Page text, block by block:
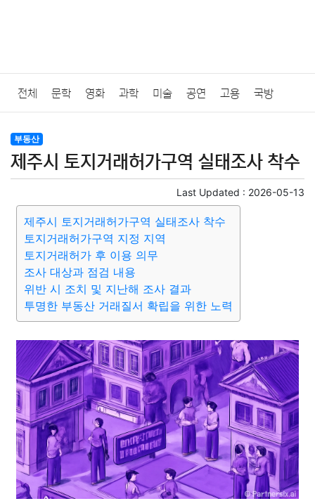
전체 문학 영화 과학 미술 공연 고용 국방
법률
질병 가요 방송 일상 주식 암호화폐 블록체인
결혼 육아 반려동물 패션 미용 증권 인테리어
상품리뷰 원예 금융
대출 자동차 취미 여행 맛집
종교 사회 정치 건강 의료 의학 경제
부동산 외국어 교육 교통 생활 기타
부동산
제주시 토지거래허가구역 실태조사 착수
Last Updated : 2026-05-13
제주시 토지거래허가구역 실태조사 착수
토지거래허가구역 지정 지역
토지거래허가 후 이용 의무
조사 대상과 점검 내용
위반 시 조치 및 지난해 조사 결과
투명한 부동산 거래질서 확립을 위한 노력